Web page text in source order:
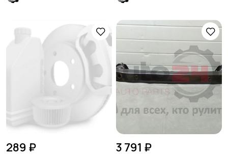
289 ₽ 3 791 ₽